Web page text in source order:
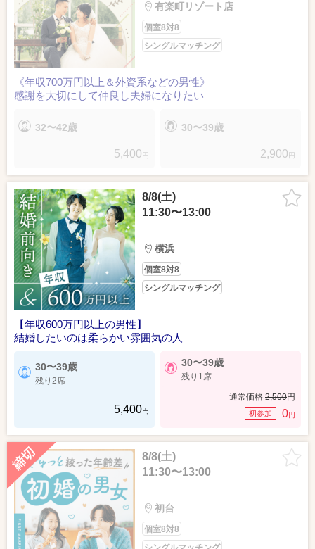
有楽町リゾート店
個室8対8
シングルマッチング
《年収700万円以上＆外資系などの男性》
感謝を大切にして仲良し夫婦になりたい
32〜42歳
5,400 円
30〜39歳
2,900 円
8/8(土)
11:30〜13:00
横浜
個室8対8
シングルマッチング
【年収600万円以上の男性】
結婚したいのは柔らかい雰囲気の人
30〜39歳
残り2席
5,400円
30〜39歳
残り1席
通常価格 2,500円
初参加 0円
8/8(土)
11:30〜13:00
初台
個室8対8